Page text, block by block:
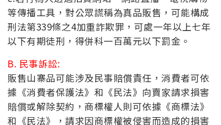
等傳播工具，對公眾謊稱為真品販售，可能構成
刑法第339條之4加重詐欺罪，可處一年以上七年
以下有期徒刑，得併科一百萬元以下罰金。
B. 民事訴訟:
販售山寨品可能涉及民事賠償責任，消費者可依
據《消費者保護法》和《民法》向賣家請求損害
賠償或解除契約，商標權人則可依據《商標法》
和《民法》，請求因商標權被侵害而造成的損害